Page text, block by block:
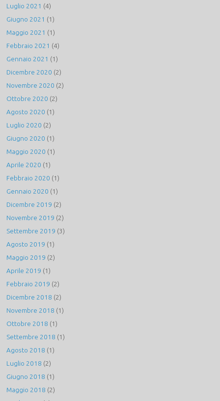
Luglio 2021 (4)
Giugno 2021 (1)
Maggio 2021 (1)
Febbraio 2021 (4)
Gennaio 2021 (1)
Dicembre 2020 (2)
Novembre 2020 (2)
Ottobre 2020 (2)
Agosto 2020 (1)
Luglio 2020 (2)
Giugno 2020 (1)
Maggio 2020 (1)
Aprile 2020 (1)
Febbraio 2020 (1)
Gennaio 2020 (1)
Dicembre 2019 (2)
Novembre 2019 (2)
Settembre 2019 (3)
Agosto 2019 (1)
Maggio 2019 (2)
Aprile 2019 (1)
Febbraio 2019 (2)
Dicembre 2018 (2)
Novembre 2018 (1)
Ottobre 2018 (1)
Settembre 2018 (1)
Agosto 2018 (1)
Luglio 2018 (2)
Giugno 2018 (1)
Maggio 2018 (2)